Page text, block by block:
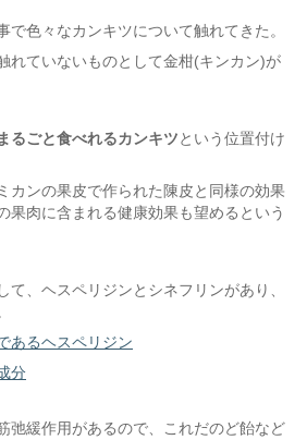
で色々なカンキツについて触れてきた。
れていないものとして金柑(キンカン)が
るごと食べれるカンキツという位置付け
カンの果皮で作られた陳皮と同様の効果
果肉に含まれる健康効果も望めるという
て、ヘスペリジンとシネフリンがあり、
あるヘスペリジン
分
弛緩作用があるので、これだのど飴など